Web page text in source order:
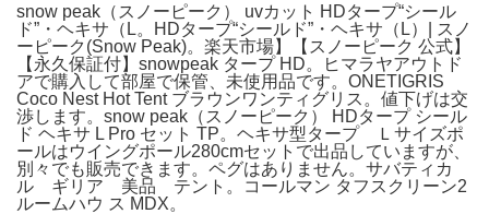
snow peak（スノーピーク） uvカット HDタープ“シール
ド”・ヘキサ（L。HDタープ“シールド”・ヘキサ（L）| スノ
ーピーク(Snow Peak)。楽天市場】【スノーピーク 公式】
【永久保証付】snowpeak タープ HD。ヒマラヤアウトド
アで購入して部屋で保管、未使用品です。ONETIGRIS
Coco Nest Hot Tent ブラウンワンティグリス。値下げは交
渉します。snow peak（スノーピーク） HDタープ シール
ド ヘキサ L Pro セット TP。ヘキサ型タープ Ｌサイズポ
ールはウイングポール280cmセットで出品していますが、
別々でも販売できます。ペグはありません。サバティカ
ル ギリア 美品 テント。コールマン タフスクリーン2
ルームハウ ス MDX。